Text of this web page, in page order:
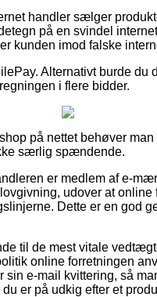
handler sælger
på en svindel
kunden imod falske
Alternativt burde du
i flere bidder.
på nettet behøver
særlig spændende.
er medlem af e-
udover at
Dette er en god
til de mest vitale
online forretningen
sin e-mail kvittering, så
er på udkig efter et